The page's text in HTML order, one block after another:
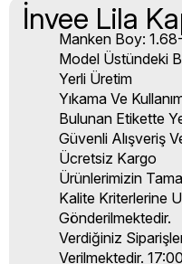
İnvee Lila
Manken Boy:
Model Üstündeki
Yerli Üretim
Yıkama Ve
Bulunan Etikette
Güvenli Alışveriş
Ücretsiz Kargo
Ürünlerimizin
Kalite Kriterlerine
Gönderilmektedir.
Verdiğiniz
Verilmektedir.